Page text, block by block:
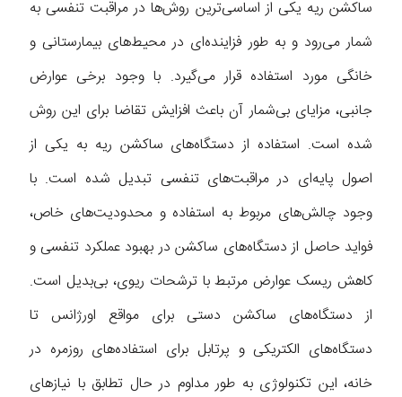
ساکشن ریه یکی از اساسی‌ترین روش‌ها در مراقبت تنفسی به
شمار می‌رود و به طور فزاینده‌ای در محیط‌های بیمارستانی و
خانگی مورد استفاده قرار می‌گیرد. با وجود برخی عوارض
جانبی، مزایای بی‌شمار آن باعث افزایش تقاضا برای این روش
شده است. استفاده از دستگاه‌های ساکشن ریه به یکی از
اصول پایه‌ای در مراقبت‌های تنفسی تبدیل شده است. با
وجود چالش‌های مربوط به استفاده و محدودیت‌های خاص،
فواید حاصل از دستگاه‌های ساکشن در بهبود عملکرد تنفسی و
کاهش ریسک عوارض مرتبط با ترشحات ریوی، بی‌بدیل است.
از دستگاه‌های ساکشن دستی برای مواقع اورژانس تا
دستگاه‌های الکتریکی و پرتابل برای استفاده‌های روزمره در
خانه، این تکنولوژی به طور مداوم در حال تطابق با نیازهای